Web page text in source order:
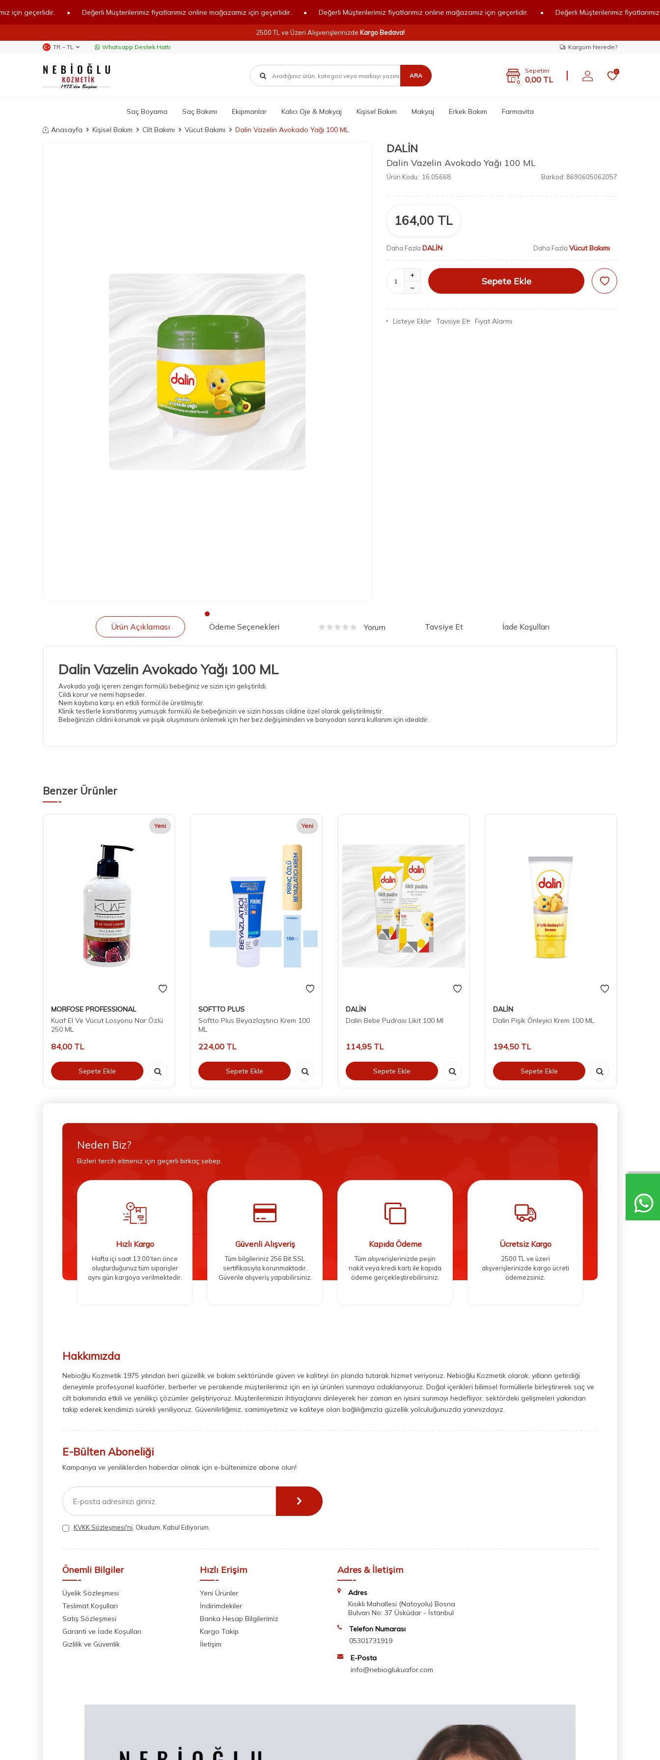
• Değerli Müşterilerimiz fiyatlarımız online mağazamız için geçerlidir. • Değerli Müşterilerimiz fiyatlarımız online mağazamız için geçerlidir. • Değerli Müşterilerimiz fiyatlarımız online
2500 TL ve Üzeri Alışverişlerinizde Kargo Bedava!
TR − TL Whatsapp Destek Hattı Kargom Nerede?
ARA
0
Sepetim
0,00 TL
0
Saç Boyama Saç Bakımı Ekipmanlar Kalıcı Oje & Makyaj Kişisel Bakım Makyaj Erkek Bakım Farmavita
Anasayfa Kişisel Bakım Cilt Bakımı Vücut Bakımı Dalin Vazelin Avokado Yağı 100 ML
DALİN
Dalin Vazelin Avokado Yağı 100 ML
Ürün Kodu: 16.05668 Barkod: 8690605062057
164,00 TL
Daha Fazla DALİN Daha Fazla Vücut Bakımı
Sepete Ekle
Listeye Ekle Tavsiye Et Fiyat Alarmı
Ürün Açıklaması Ödeme Seçenekleri Yorum Tavsiye Et İade Koşulları
Dalin Vazelin Avokado Yağı 100 ML
Avokado yağı içeren zengin formülü bebeğiniz ve sizin için geliştirildi.
Cildi korur ve nemi hapseder.
Nem kaybına karşı en etkili formül ile üretilmiştir.
Klinik testlerle kanıtlanmış yumuşak formülü ile bebeğinizin ve sizin hassas cildine özel olarak geliştirilmiştir.
Bebeğinizin cildini korumak ve pişik oluşmasını önlemek için her bez değişiminden ve banyodan sonra kullanım için idealdir.
Benzer Ürünler
Yeni
MORFOSE PROFESSIONAL
Kuaf El Ve Vücut Losyonu Nar Özlü
250 ML
84,00 TL
Sepete Ekle
Yeni
SOFTTO PLUS
Softto Plus Beyazlaştırıcı Krem 100
ML
224,00 TL
Sepete Ekle
DALİN
Dalin Bebe Pudrası Likit 100 Ml
114,95 TL
Sepete Ekle
DALİN
Dalin Pişik Önleyici Krem 100 ML
194,50 TL
Sepete Ekle
Neden Biz?
Bizleri tercih etmeniz için geçerli birkaç sebep.
Hızlı Kargo
Hafta içi saat 13:00’ten önce
oluşturduğunuz tüm siparişler
aynı gün kargoya verilmektedir.
Güvenli Alışveriş
Tüm bilgileriniz 256 Bit SSL
sertifikasıyla korunmaktadır.
Güvenle alışveriş yapabilirsiniz.
Kapıda Ödeme
Tüm alışverişlerinizde peşin
nakit veya kredi kartı ile kapıda
ödeme gerçekleştirebilirsiniz.
Ücretsiz Kargo
2500 TL ve üzeri
alışverişlerinizde kargo ücreti
ödemezsiniz.
Hakkımızda
Nebioğlu Kozmetik 1975 yılından beri güzellik ve bakım sektöründe güven ve kaliteyi ön planda tutarak hizmet veriyoruz. Nebioğlu Kozmetik olarak, yılların getirdiği
deneyimle profesyonel kuaförler, berberler ve perakende müşterilerimiz için en iyi ürünleri sunmaya odaklanıyoruz. Doğal içerikleri bilimsel formüllerle birleştirerek saç ve
cilt bakımında etkili ve yenilikçi çözümler geliştiriyoruz. Müşterilerimizin ihtiyaçlarını dinleyerek her zaman en iyisini sunmayı hedefliyor, sektördeki gelişmeleri yakından
takip ederek kendimizi sürekli yeniliyoruz. Güvenilirliğimiz, samimiyetimiz ve kaliteye olan bağlılığımızla güzellik yolculuğunuzda yanınızdayız.
E-Bülten Aboneliği
Kampanya ve yeniliklerden haberdar olmak için e-bültenimize abone olun!
KVKK Sözleşmesi'ni , Okudum, Kabul Ediyorum.
Önemli Bilgiler
Üyelik Sözleşmesi
Teslimat Koşulları
Satış Sözleşmesi
Garanti ve İade Koşulları
Gizlilik ve Güvenlik
Hızlı Erişim
Yeni Ürünler
İndirimdekiler
Banka Hesap Bilgilerimiz
Kargo Takip
İletişim
Adres & İletişim
Adres
Kısıklı Mahallesi (Natoyolu) Bosna
Bulvarı No: 37 Üsküdar - İstanbul
Telefon Numarası
05301731919
E-Posta
info@nebioglukuafor.com